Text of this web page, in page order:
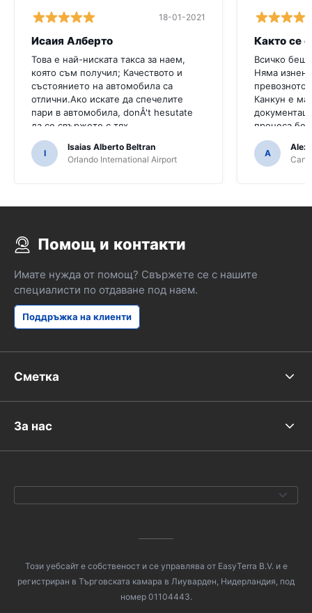
18-01-2021
Исаия Алберто
Това е най-ниската такса за наем,
която съм получил; Качеството и
състоянието на автомобила са
отлични.Ако искате да спечелите
пари в автомобила, donÂ't hesutate
да се свържете с тях
I
Isaias Alberto Beltran
Orlando International Airport
Както се
Всичко
Няма
превозното
Канкун е
процеса
A
Alex
Помощ и контакти
Имате нужда от помощ? Свържете се с нашите
специалисти по отдаване под наем.
Поддръжка на клиенти
Сметка
За нас
Този уебсайт е собственост и се управлява от EasyTerra B.V. и е
регистриран в Търговската камара в Лиуварден, Нидерландия, под
номер 01104443.